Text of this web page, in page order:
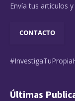
Envía tus artículos
CONTACTO
Últimas